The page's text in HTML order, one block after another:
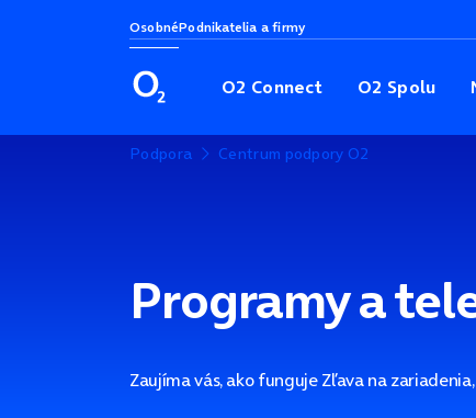
OsobnéPodnikatelia a firmy
O2 Connect O2 Spolu
Podpora Centrum podpory O2
Programy a
Zaujíma vás, ako funguje Zľava na